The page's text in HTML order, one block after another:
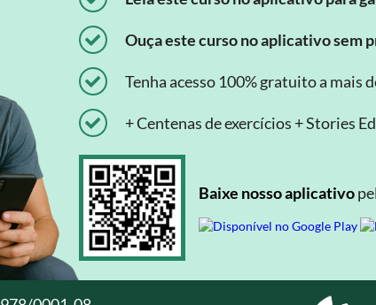
Ouça este curso no aplicativo sem
Tenha acesso 100% gratuito a mais
+ Centenas de exercícios + Stories
Baixe nosso aplicativo